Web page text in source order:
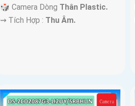
🎲 Camera Dòng Thân Plastic.
️⇝ Tích Hợp : Thu Âm.